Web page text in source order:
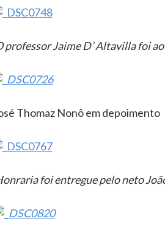
professor Jaime D’ Altavilla foi
Thomaz Nonô em depoimento
foi entregue pelo neto